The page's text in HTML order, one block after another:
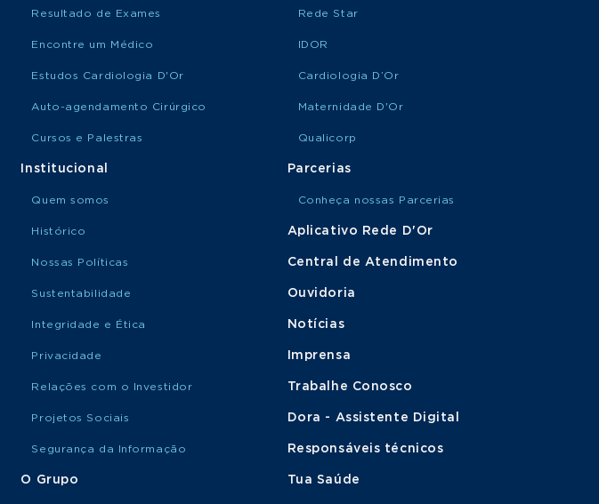
Resultado de Exames
Encontre um Médico
Estudos Cardiologia D'Or
Auto-agendamento Cirúrgico
Cursos e Palestras
Institucional
Quem somos
Histórico
Nossas Políticas
Sustentabilidade
Integridade e Ética
Privacidade
Relações com o Investidor
Projetos Sociais
Segurança da Informação
O Grupo
Rede Star
IDOR
Cardiologia D’Or
Maternidade D'Or
Qualicorp
Parcerias
Conheça nossas Parcerias
Aplicativo Rede D'Or
Central de Atendimento
Ouvidoria
Notícias
Imprensa
Trabalhe Conosco
Dora - Assistente Digital
Responsáveis técnicos
Tua Saúde